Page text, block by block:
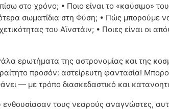
στο χρόνο; • Ποιο είναι το «καύσιμο»
σωματίδια στη Φύση; • Πώς
του Αϊνστάιν; • Ποιες είναι οι
ερωτήματα της αστρονομίας και της
προσόν: αστείρευτη φαντασία!
― με τρόπο διασκεδαστικό και
τους νεαρούς αναγνώστες,